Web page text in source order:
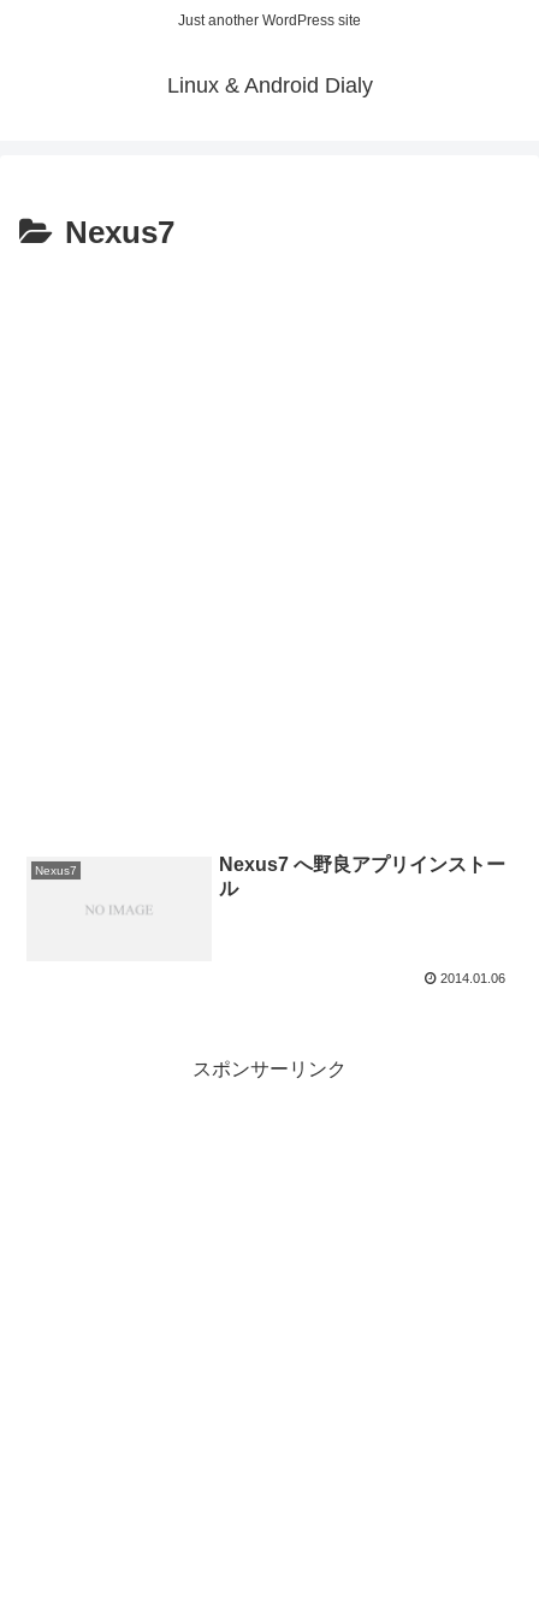
Just another WordPress site
Linux & Android Dialy
Nexus7
Nexus7
Nexus7 へ野良アプリインストー
ル
2014.01.06
スポンサーリンク